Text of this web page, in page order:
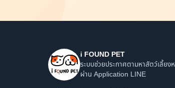
i FOUND PET
ระบบช่วยประกาศตามหาสัตว์เลี้ยง
ผ่าน Application LINE